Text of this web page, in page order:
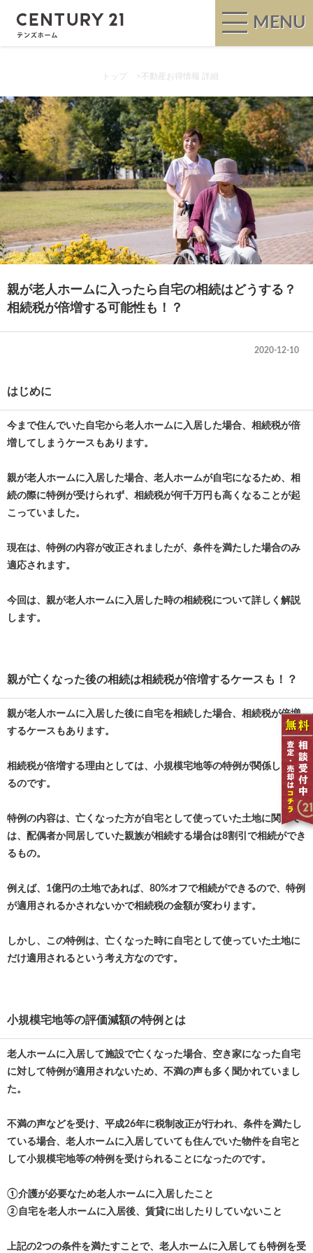
MENU
トップ > 不動産お得情報 詳細
親が老人ホームに入ったら自宅の相続はどうする？
相続税が倍増する可能性も！？
2020-12-10
はじめに
今まで住んでいた自宅から老人ホームに入居した場合、相続税が倍
増してしまうケースもあります。
親が老人ホームに入居した場合、老人ホームが自宅になるため、相
続の際に特例が受けられず、相続税が何千万円も高くなることが起
こっていました。
現在は、特例の内容が改正されましたが、条件を満たした場合のみ
適応されます。
今回は、親が老人ホームに入居した時の相続税について詳しく解説
します。
親が亡くなった後の相続は相続税が倍増するケースも！？
親が老人ホームに入居した後に自宅を相続した場合、相続税が倍増
するケースもあります。
相続税が倍増する理由としては、小規模宅地等の特例が関係してい
るのです。
特例の内容は、亡くなった方が自宅として使っていた土地に関して
は、配偶者か同居していた親族が相続する場合は8割引で相続ができ
るもの。
例えば、1億円の土地であれば、80%オフで相続ができるので、特例
が適用されるかされないかで相続税の金額が変わります。
しかし、この特例は、亡くなった時に自宅として使っていた土地に
だけ適用されるという考え方なのです。
小規模宅地等の評価減額の特例とは
老人ホームに入居して施設で亡くなった場合、空き家になった自宅
に対して特例が適用されないため、不満の声も多く聞かれていまし
た。
不満の声などを受け、平成26年に税制改正が行われ、条件を満たし
ている場合、老人ホームに入居していても住んでいた物件を自宅と
して小規模宅地等の特例を受けられることになったのです。
①介護が必要なため老人ホームに入居したこと
②自宅を老人ホームに入居後、賃貸に出したりしていないこと
上記の2つの条件を満たすことで、老人ホームに入居しても特例を受